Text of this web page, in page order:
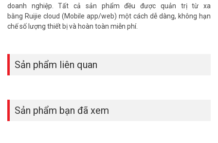
doanh nghiệp. Tất cả sản phẩm đều được quản trị từ xa
bằng Ruijie cloud (Mobile app/web) một cách dễ dàng, không hạn
chế số lượng thiết bị và hoàn toàn miễn phí.
Sản phẩm liên quan
Sản phẩm bạn đã xem